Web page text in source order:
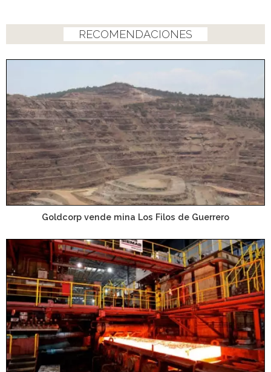
RECOMENDACIONES
Goldcorp vende mina Los Filos de Guerrero